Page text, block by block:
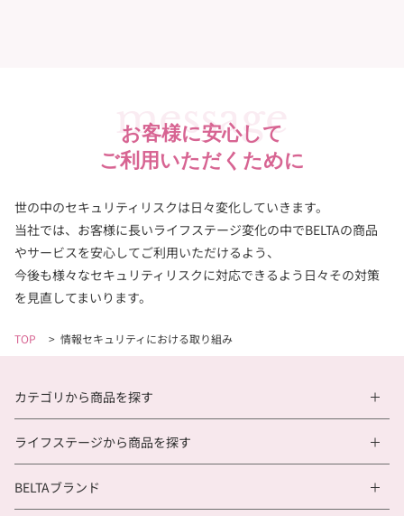
message
お客様に安心して
ご利用いただくために
世の中のセキュリティリスクは日々変化していきます。
当社では、お客様に長いライフステージ変化の中でBELTAの商品
やサービスを安心してご利用いただけるよう、
今後も様々なセキュリティリスクに対応できるよう日々その対策
を見直してまいります。
TOP > 情報セキュリティにおける取り組み
カテゴリから商品を探す
ライフステージから商品を探す
BELTAブランド